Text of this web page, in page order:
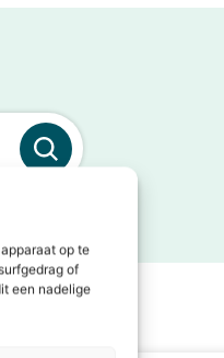
op te
of
een nadelige